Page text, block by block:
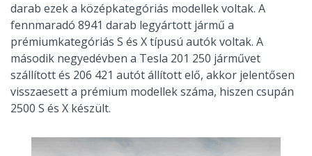
darab ezek a középkategóriás modellek voltak. A
fennmaradó 8941 darab legyártott jármű a
prémiumkategóriás S és X típusú autók voltak. A
második negyedévben a Tesla 201 250 járművet
szállított és 206 421 autót állított elő, akkor jelentősen
visszaesett a prémium modellek száma, hiszen csupán
2500 S és X készült.